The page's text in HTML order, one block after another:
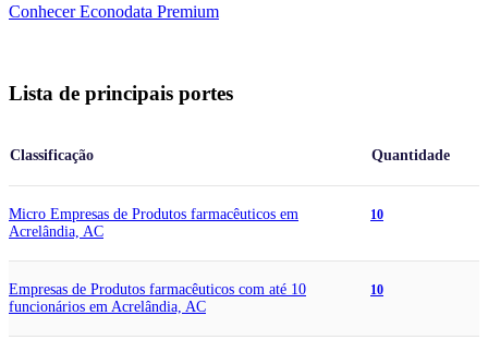
Conhecer Econodata Premium
Lista de principais portes
Classificação Quantidade
Micro Empresas de Produtos farmacêuticos em
Acrelândia, AC
10
Empresas de Produtos farmacêuticos com até 10
funcionários em Acrelândia, AC
10